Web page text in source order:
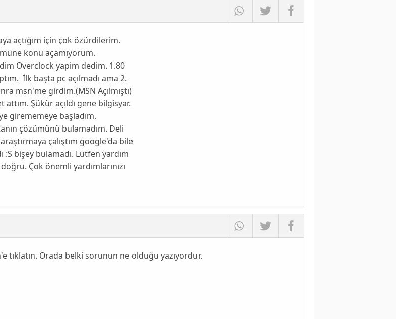
açtığım için çok özürdilerim.
konu açamıyorum.
Overclock yapim dedim. 1.80
İlk başta pc açılmadı ama 2.
msn'me girdim.(MSN Açılmıştı)
Şükür açıldı gene bilgisyar.
girememeye başladım.
çözümünü bulamadım. Deli
çalıştım google'da bile
:S bişey bulamadı. Lütfen yardım
Çok önemli yardımlarınızı
tıklatın. Orada belki sorunun ne olduğu yazıyordur.